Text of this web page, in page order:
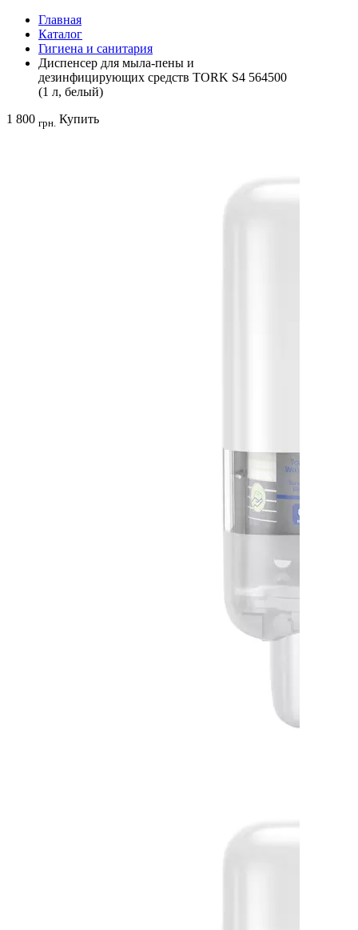
Главная
Каталог
Гигиена и санитария
Диспенсер для мыла-пены и
дезинфицирующих средств TORK S4 564500
(1 л, белый)
1 800 грн. Купить